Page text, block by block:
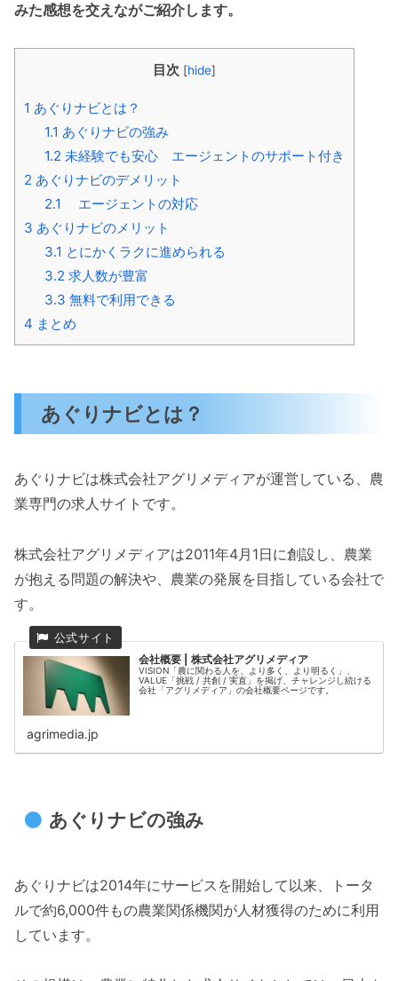
みた感想を交えながご紹介します。
目次 [hide]
1 あぐりナビとは？
1.1 あぐりナビの強み
1.2 未経験でも安心 エージェントのサポート付き
2 あぐりナビのデメリット
2.1 エージェントの対応
3 あぐりナビのメリット
3.1 とにかくラクに進められる
3.2 求人数が豊富
3.3 無料で利用できる
4 まとめ
あぐりナビとは？
あぐりナビは株式会社アグリメディアが運営している、農
業専門の求人サイトです。
株式会社アグリメディアは2011年4月1日に創設し、農業
が抱える問題の解決や、農業の発展を目指している会社で
す。
会社概要 | 株式会社アグリメディア
VISION「農に関わる人を、より多く、より明るく」、
VALUE「挑戦 / 共創 / 実直」を掲げ、チャレンジし続ける
会社「アグリメディア」の会社概要ページです。
agrimedia.jp
あぐりナビの強み
あぐりナビは2014年にサービスを開始して以来、トータ
ルで約6,000件もの農業関係機関が人材獲得のために利用
しています。